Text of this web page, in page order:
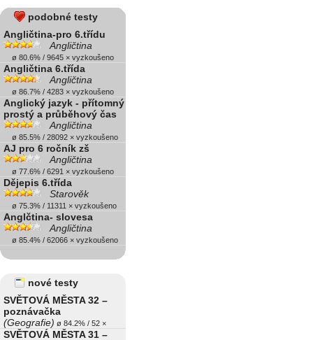
podobné testy
Angličtina-pro 6.třídu
Angličtina
ø 80.6% / 9645 × vyzkoušeno
Angličtina 6.třída
Angličtina
ø 86.7% / 4283 × vyzkoušeno
Anglický jazyk - přítomný
prostý a průběhový čas
Angličtina
ø 85.5% / 28092 × vyzkoušeno
AJ pro 6 ročník zš
Angličtina
ø 77.6% / 6291 × vyzkoušeno
Dějepis 6.třída
Starověk
ø 75.3% / 11311 × vyzkoušeno
Anglčtina- slovesa
Angličtina
ø 85.4% / 62066 × vyzkoušeno
nové testy
SVĚTOVÁ MĚSTA 32 –
poznávačka
(Geografie) ø 84.2% / 52 ×
SVĚTOVÁ MĚSTA 31 –